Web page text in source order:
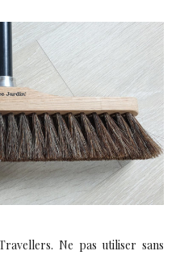
Ne pas utiliser sans